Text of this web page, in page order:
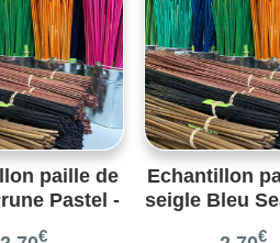
paille de
Pastel -
Réf. 55C
€
Echantillon
seigle Bleu
10 gr – Réf.
€